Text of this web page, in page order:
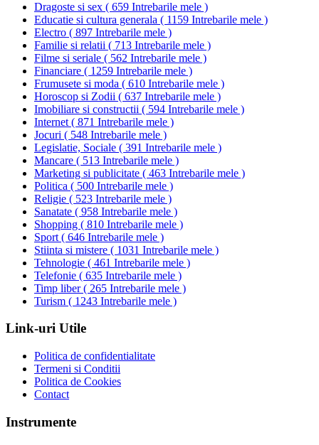
Dragoste si sex ( 659 Intrebarile mele )
Educatie si cultura generala ( 1159 Intrebarile mele )
Electro ( 897 Intrebarile mele )
Familie si relatii ( 713 Intrebarile mele )
Filme si seriale ( 562 Intrebarile mele )
Financiare ( 1259 Intrebarile mele )
Frumusete si moda ( 610 Intrebarile mele )
Horoscop si Zodii ( 637 Intrebarile mele )
Imobiliare si constructii ( 594 Intrebarile mele )
Internet ( 871 Intrebarile mele )
Jocuri ( 548 Intrebarile mele )
Legislatie, Sociale ( 391 Intrebarile mele )
Mancare ( 513 Intrebarile mele )
Marketing si publicitate ( 463 Intrebarile mele )
Politica ( 500 Intrebarile mele )
Religie ( 523 Intrebarile mele )
Sanatate ( 958 Intrebarile mele )
Shopping ( 810 Intrebarile mele )
Sport ( 646 Intrebarile mele )
Stiinta si mistere ( 1031 Intrebarile mele )
Tehnologie ( 461 Intrebarile mele )
Telefonie ( 635 Intrebarile mele )
Timp liber( 265 Intrebarile mele )
Turism ( 1243 Intrebarile mele )
Link-uri Utile
Politica de confidentialitate
Termeni si Conditii
Politica de Cookies
Contact
Instrumente